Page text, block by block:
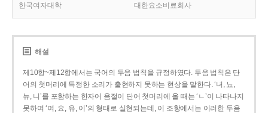
한국여자대학 대한요소비료회사
해설
제10항~제12항에서는 국어의 두음 법칙을 규정하였다. 두음 법칙은 단
어의 첫머리에 특정한 소리가 출현하지 못하는 현상을 말한다. ‘녀, 뇨,
뉴, 니’를 포함하는 한자어 음절이 단어 첫머리에 올 때는 ‘ㄴ’이 나타나지
못하여 ‘여, 요, 유, 이’의 형태로 실현되는데, 이 조항에서는 이러한 두음